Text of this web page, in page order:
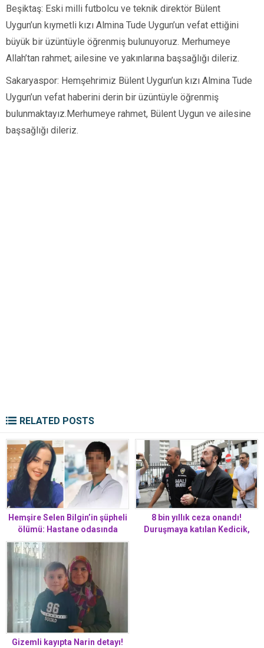
Beşiktaş: Eski milli futbolcu ve teknik direktör Bülent
Uygun’un kıymetli kızı Almina Tude Uygun’un vefat ettiğini
büyük bir üzüntüyle öğrenmiş bulunuyoruz. Merhumeye
Allah’tan rahmet; ailesine ve yakınlarına başsağlığı dileriz.
Sakaryaspor: Hemşehrimiz Bülent Uygun’un kızı Almina Tude
Uygun’un vefat haberini derin bir üzüntüyle öğrenmiş
bulunmaktayız.Merhumeye rahmet, Bülent Uygun ve ailesine
başsağlığı dileriz.
RELATED POSTS
Hemşire Selen Bilgin’in şüpheli
ölümü: Hastane odasında
cansız bedeni bulundu!
Korkunç iddia…
8 bin yıllık ceza onandı!
Duruşmaya katılan Kedicik,
Gizemli kayıpta Narin detayı!